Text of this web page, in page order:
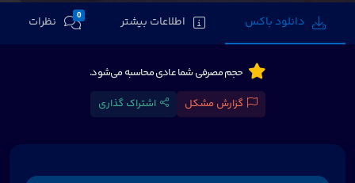
دانلود باکس اطلاعات بیشتر 0 نظرات
حجم مصرفی شما عادی محاسبه می‌شود.
گزارش مشکل
اشتراک گذاری